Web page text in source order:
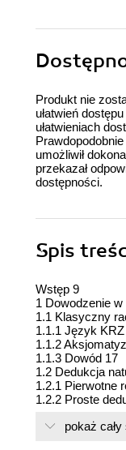
Produkt nie
ułatwień
ułatwieniach
umożliwił
przekazał
dostępności.
Spis
Wstęp 9
1 Dowodzenie
1.1 Klasyczny
1.1.1 Język
1.1.2
1.1.3 Dowód 17
1.2 Dedukcja
1.2.1 Pierwotne
1.2.2 Proste
1.2.4pokaż